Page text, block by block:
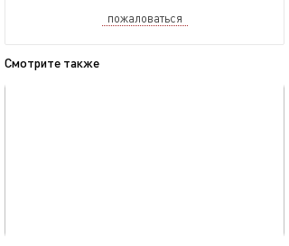
пожаловаться
Смотрите также